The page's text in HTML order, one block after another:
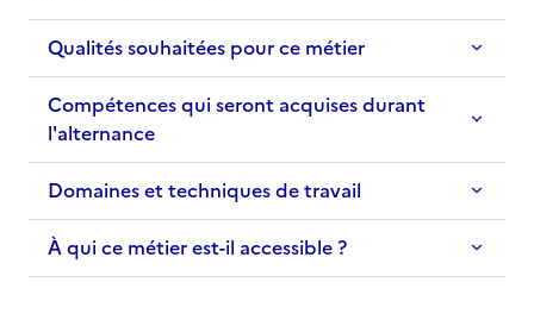
Qualités souhaitées pour ce métier
Compétences qui seront acquises durant
l'alternance
Domaines et techniques de travail
À qui ce métier est-il accessible ?